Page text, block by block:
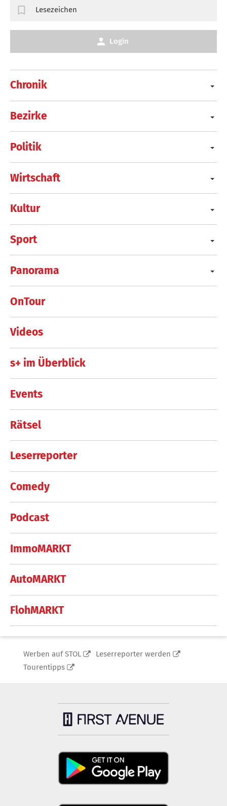
Chronik
Bezirke
Politik
Wirtschaft
Kultur
Sport
Panorama
OnTour
Videos
s+ im Überblick
Events
Rätsel
Leserreporter
Comedy
Podcast
ImmoMARKT
AutoMARKT
FlohMARKT
Lesezeichen
Login
Werben auf STOL
Leserreporter werden
Tourentipps